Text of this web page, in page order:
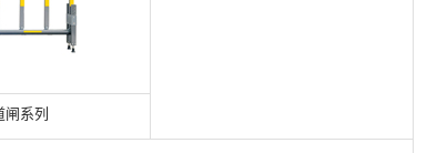
闸系列